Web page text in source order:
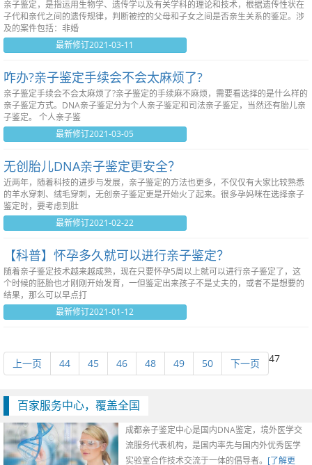
亲子鉴定，是指运用生物学、遗传学以及有关学科的理论和技术，根据遗传性状在
子代和亲代之间的遗传规律，判断被控的父母和子女之间是否亲生关系的鉴定。涉
及的案件包括：非婚
最新修订2021-03-11
咋办?亲子鉴定手续会不会太麻烦了?
亲子鉴定手续会不会太麻烦了?亲子鉴定的手续麻不麻烦，需要看选择的是什么样的
亲子鉴定方式。DNA亲子鉴定分为个人亲子鉴定和司法亲子鉴定，当然还有胎儿亲
子鉴定。 个人亲子鉴
最新修订2021-03-05
无创胎儿DNA亲子鉴定更安全？
近两年，随着科技的进步与发展，亲子鉴定的方法也更多，不仅仅有大家比较熟悉
的羊水穿刺、绒毛穿刺，无创亲子鉴定更是开始火了起来。很多孕妈咪在选择亲子
鉴定时，要考虑到肚
最新修订2021-02-22
【科普】怀孕多久就可以进行亲子鉴定？
随着亲子鉴定技术越来越成熟，现在只要怀孕5周以上就可以进行亲子鉴定了，这
个时候的胚胎也才刚刚开始发育，一但鉴定出来孩子不是丈夫的，或者不是想要的
结果，那么可以早点打
最新修订2021-01-12
上一页 44 45 46 47
48 49 50 下一页
百家服务中心，覆盖全国
成都亲子鉴定中心是国内DNA鉴定，境外医学交
流服务代表机构，是国内率先与国内外优秀医学
实验室合作技术交流于一体的倡导者。 [了解更